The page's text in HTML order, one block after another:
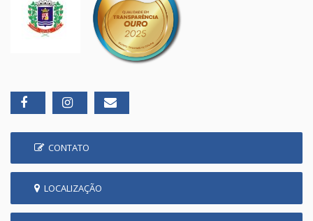
CONTATO
LOCALIZAÇÃO